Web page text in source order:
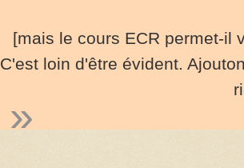
[mais le cours ECR permet-il
C'est loin d'être évident.